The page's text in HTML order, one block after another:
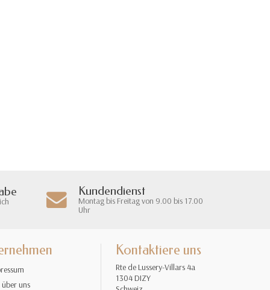
Kundendienst
Montag bis Freitag von 9.00 bis 17.00
Uhr
uns
Kontaktiere uns
Rte de Lussery-Villars 4a
1304 DIZY